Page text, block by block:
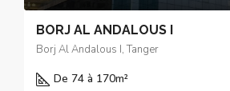
BORJ AL ANDALOUS I
Borj Al Andalous I, Tanger
De 74 à 170m²